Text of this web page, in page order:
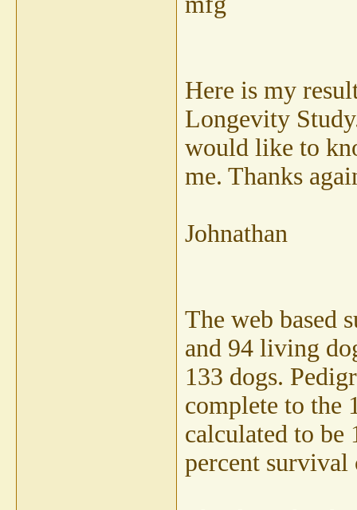
Here is my
Longevity
would like to
me. Thanks
Johnathan
The web based
and 94 living
133 dogs.
complete to the
calculated to be
percent survival